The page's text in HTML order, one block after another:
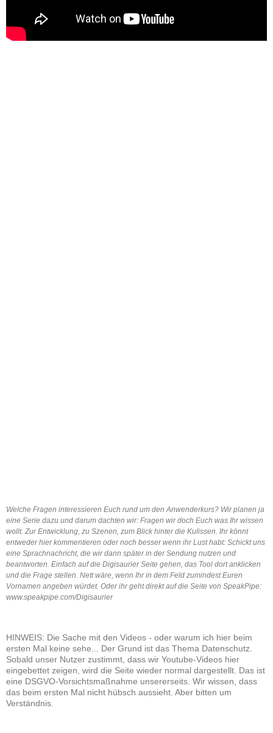
Welche Fragen interessieren Euch rund um den Anwenderkurs? Wir planen ja
eine Serie dazu und darum dachten wir: Fragen wir doch Euch was Ihr wissen
wollt. Zur Entwicklung, zu Szenen, zum Blick hinter die Kulissen. Ihr könnt
entweder hier kommentieren oder noch besser wenn ihr Lust habt: Schickt uns
eine Sprachnachricht, die wir dann später in der Sendung nutzen und
beantworten. Einfach auf die Digisaurier Seite gehen, das Tool dort anklicken
und die Frage stellen. Nett wäre, wenn Ihr in dem Feld zumindest Euren
Vornamen angeben würdet. Oder ihr geht direkt auf die Seite von SpeakPipe:
www.speakpipe.com/Digisaurier
HINWEIS: Die Sache mit den Videos - oder warum ich hier beim
ersten Mal keine sehe... Der Grund ist das Thema Datenschutz.
Sobald unser Nutzer zustimmt, dass wir Youtube-Videos hier
eingebettet zeigen, wird die Seite wieder normal dargestellt. Das ist
eine DSGVO-Vorsichtsmaßnahme unsererseits. Wir wissen, dass
das beim ersten Mal nicht hübsch aussieht. Aber bitten um
Verständnis.